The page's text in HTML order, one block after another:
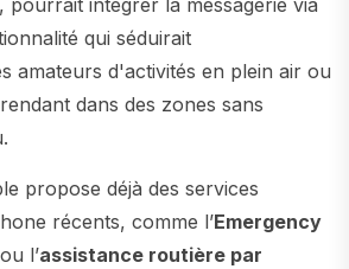
intégrer la messagerie via
qui séduirait
amateurs d'activités en plein air ou
dans des zones sans
propose déjà des services
récents, comme l’Emergency
ou l’assistance routière par